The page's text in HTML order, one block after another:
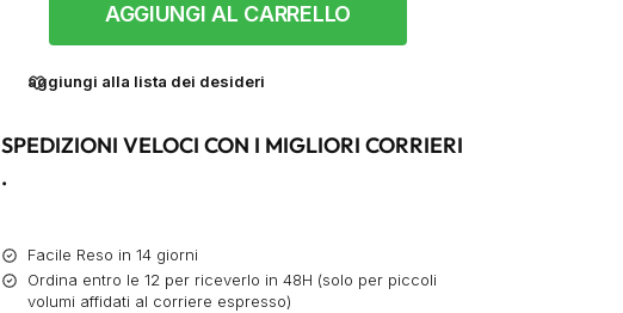
AGGIUNGI AL CARRELLO
aggiungi alla lista dei desideri
SPEDIZIONI VELOCI CON I MIGLIORI CORRIERI
.
Facile Reso in 14 giorni
Ordina entro le 12 per riceverlo in 48H (solo per piccoli
volumi affidati al corriere espresso)